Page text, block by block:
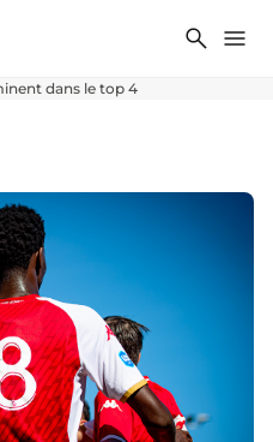
dans le top 4